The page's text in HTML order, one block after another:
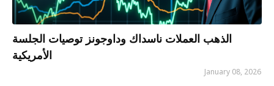
الذهب العملات ناسداك وداوجونز توصيات الجلسة
الأمريكية
January 08, 2026